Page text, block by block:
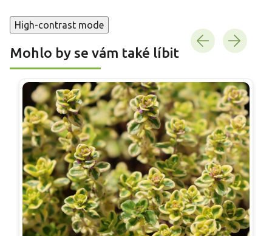
High-contrast mode
Mohlo by se vám také líbit